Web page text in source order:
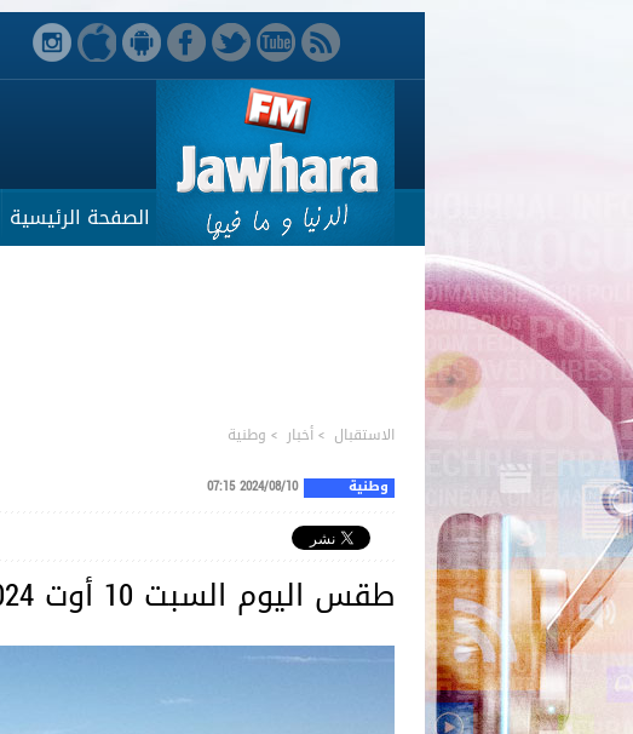
الصفحة الرئيسية
الاستقبال >أخبار > وطنية
وطنية 2024/08/10 07:15
طقس اليوم السبت 10 أوت 2024